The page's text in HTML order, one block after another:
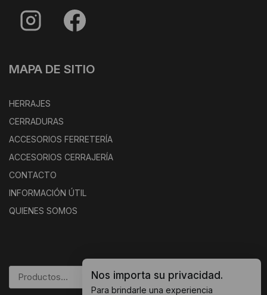
MAPA DE SITIO
HERRAJES
CERRADURAS
ACCESORIOS FERRETERÍA
ACCESORIOS CERRAJERÍA
CONTACTO
INFORMACIÓN ÚTIL
QUIENES SOMOS
BUSCAR
Nos importa su privacidad.
Para brindarle una experiencia